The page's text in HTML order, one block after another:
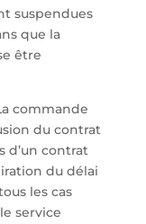
suspendues
que la
être
commande
du contrat
d’un contrat
du délai
les cas
service